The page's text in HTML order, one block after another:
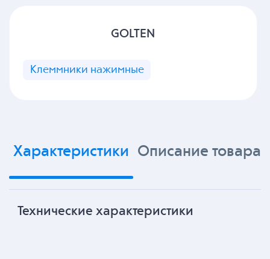
GOLTEN
Клеммники нажимные
Характеристики Описание товара
Технические характеристики